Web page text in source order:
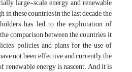
large-scale energy and renewable
these countries in the last decade, the
has led to the exploitation of
comparison between the countries, it
policies and plans for the use of
not been effective and currently the
renewable energy is nascent. And it is